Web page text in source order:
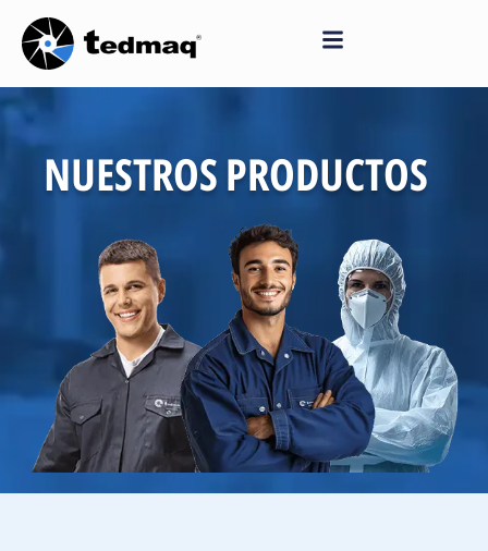
Saltar
al
contenido
NUESTROS PRODUCTOS